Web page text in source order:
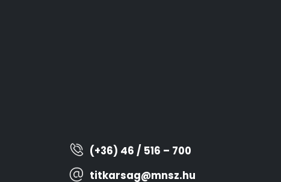
(+36) 46 / 516 – 700
titkarsag@mnsz.hu